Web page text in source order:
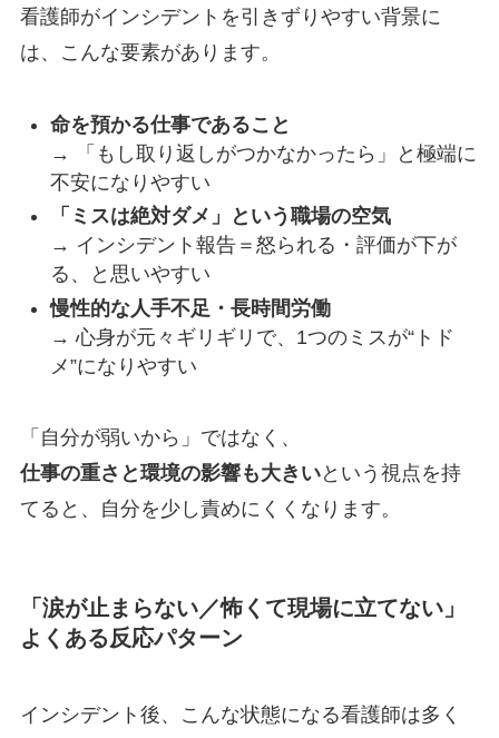
看護師がインシデントを引きずりやすい背景に
は、こんな要素があります。
命を預かる仕事であること
→ 「もし取り返しがつかなかったら」と極端に
不安になりやすい
「ミスは絶対ダメ」という職場の空気
→ インシデント報告＝怒られる・評価が下が
る、と思いやすい
慢性的な人手不足・長時間労働
→ 心身が元々ギリギリで、1つのミスが“トド
メ”になりやすい
「自分が弱いから」ではなく、
仕事の重さと環境の影響も大きいという視点を持
てると、自分を少し責めにくくなります。
「涙が止まらない／怖くて現場に立てない」
よくある反応パターン
インシデント後、こんな状態になる看護師は多く